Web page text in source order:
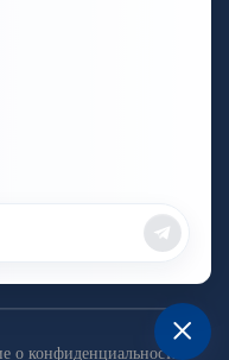
Цзинань,
о конфиденциальности